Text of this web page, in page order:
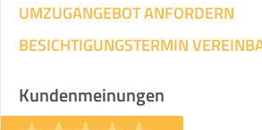
UMZUGANGEBOT ANFORDERN
BESICHTIGUNGSTERMIN
Kundenmeinungen